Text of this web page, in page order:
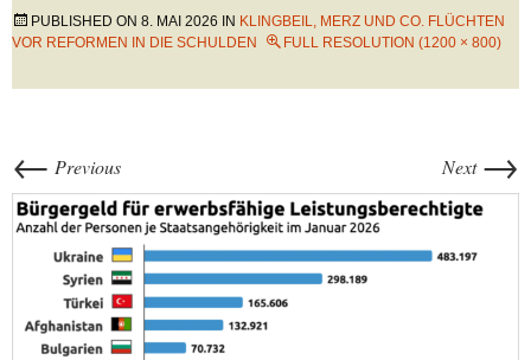
PUBLISHED ON 8. MAI 2026 IN KLINGBEIL, MERZ UND CO. FLÜCHTEN
VOR REFORMEN IN DIE SCHULDEN
FULL RESOLUTION (1200 × 800)
← Previous Next →